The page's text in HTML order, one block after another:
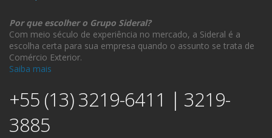
Por que escolher o Grupo Sideral?
Com meio século de experiência no mercado, a Sideral é a
escolha certa para sua empresa quando o assunto se trata de
Comércio Exterior.
Saiba mais
+55 (13) 3219-6411 | 3219-
3885